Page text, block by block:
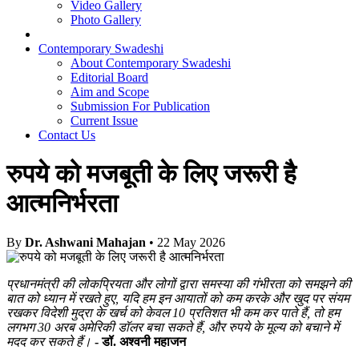
Video Gallery
Photo Gallery
Contemporary Swadeshi
About Contemporary Swadeshi
Editorial Board
Aim and Scope
Submission For Publication
Current Issue
Contact Us
रुपये को मजबूती के लिए जरूरी है
आत्मनिर्भरता
By Dr. Ashwani Mahajan • 22 May 2026
प्रधानमंत्री की लोकप्रियता और लोगों द्वारा समस्या की गंभीरता को समझने की
बात को ध्यान में रखते हुए, यदि हम इन आयातों को कम करके और खुद पर संयम
रखकर विदेशी मुद्रा के खर्च को केवल 10 प्रतिशत भी कम कर पाते हैं, तो हम
लगभग 30 अरब अमेरिकी डॉलर बचा सकते हैं, और रुपये के मूल्य को बचाने में
मदद कर सकते हैं। - डॉ. अश्वनी महाजन